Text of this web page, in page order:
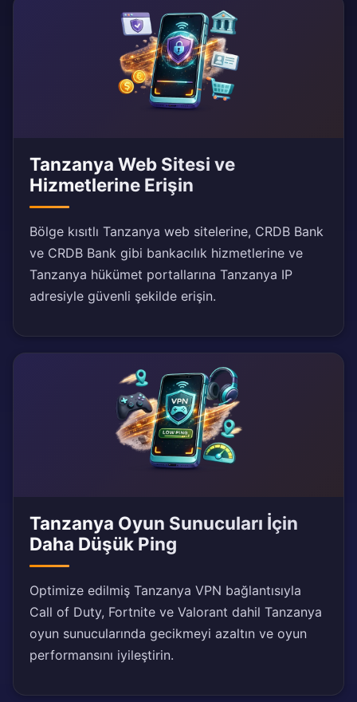
Tanzanya Web Sitesi ve
Hizmetlerine Erişin
Bölge kısıtlı Tanzanya web sitelerine, CRDB Bank
ve CRDB Bank gibi bankacılık hizmetlerine ve
Tanzanya hükümet portallarına Tanzanya IP
adresiyle güvenli şekilde erişin.
Tanzanya Oyun Sunucuları İçin
Daha Düşük Ping
Optimize edilmiş Tanzanya VPN bağlantısıyla
Call of Duty, Fortnite ve Valorant dahil Tanzanya
oyun sunucularında gecikmeyi azaltın ve oyun
performansını iyileştirin.